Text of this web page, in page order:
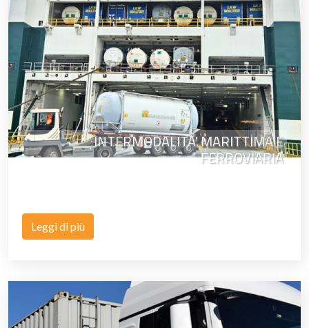
INTERMODALITA' MARITTIMA E
FERROVIARIA
Leggi di più